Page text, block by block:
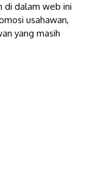
di dalam web ini
usahawan,
yang masih